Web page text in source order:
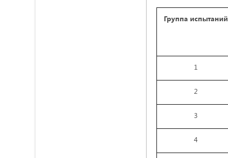
Группа испытаний
1
2
3
4